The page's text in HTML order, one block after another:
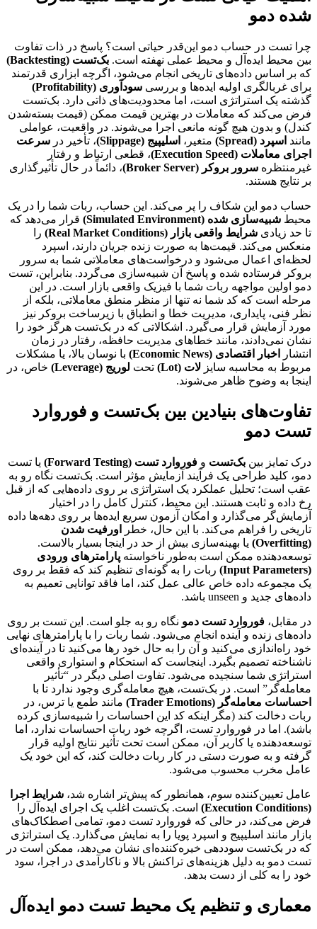
شده دمو
چرا تست در حساب دمو این‌قدر حیاتی است؟ پاسخ در ذات تفاوت
بین محیط ایده‌آل و محیط عملی نهفته است. بک‌تست (Backtesting)
که بر اساس داده‌های تاریخی انجام می‌شود، اگرچه ابزاری قدرتمند
برای غربالگری اولیه ایده‌ها و بررسی سودآوری (Profitability)
گذشته یک استراتژی است، اما محدودیت‌های ذاتی دارد. بک‌تست
فرض می‌کند که معاملات در بهترین قیمت ممکن (قیمت بسته‌شدن
کندل) و بدون هیچ گونه مانعی اجرا می‌شوند. در واقعیت، عواملی
مانند اسپرد (Spread) متغیر، اسلیپیج (Slippage) ، تأخیر در سرعت
اجرای معاملات (Execution Speed)
، قطعی ارتباط و رفتار
غیرمنتظره سرور بروکر (Broker Server)
، دائماً در حال تأثیرگذاری
بر نتایج هستند.
حساب دمو این شکاف را پر می‌کند. این حساب، ربات شما را در یک
محیط شبیه‌سازی شده (Simulated Environment)
قرار می‌دهد که
تا حد زیادی شرایط واقعی بازار (Real Market Conditions)
را
منعکس می‌کند. قیمت‌ها به صورت زنده جریان دارند، اسپرد
لحظه‌ای اعمال می‌شود و درخواست‌های معاملاتی شما به سرور
بروکر فرستاده شده و پاسخ آن شبیه‌سازی می‌گردد. بنابراین، تست
دمو اولین مواجهه ربات شما با فیزیک واقعی بازار است. در این
مرحله است که کد شما نه تنها از منظر منطق معاملاتی، بلکه از
نظر فنی، پایداری، مدیریت خطا و انطباق با زیرساخت بروکر نیز
مورد آزمایش قرار می‌گیرد. اشکالاتی که در بک‌تست هرگز خود را
نشان نمی‌دادند، مانند خطاهای مدیریت حافظه، رفتار در زمان
انتشار
اخبار اقتصادی (Economic News)
با نوسان بالا، یا مشکلات
مربوط به محاسبه سایز لات (Lot) تحت لوریج (Leverage)
خاص، در
اینجا به وضوح ظاهر می‌شوند.
تفاوت‌های بنیادین بین بک‌تست و فوروارد
تست دمو
درک تمایز بین بک‌تست و فوروارد تست (Forward Testing)
یا تست
دمو، کلید طراحی یک فرآیند آزمایش مؤثر است. بک‌تست نگاه رو به
عقب است؛ تحلیل عملکرد یک استراتژی بر روی داده‌هایی که از قبل
رخ داده و ثابت هستند. این محیط، کنترل کامل را در اختیار
آزمایش‌گر می‌گذارد و امکان آزمون سریع ایده‌ها بر روی دهه‌ها داده
تاریخی را فراهم می‌کند. با این حال، خطر
اورفیت شدن
(Overfitting)
یا بهینه‌سازی بیش از حد در اینجا بسیار بالاست.
توسعه‌دهنده ممکن است به‌طور ناخواسته پارامترهای ورودی
(Input Parameters)
ربات را به گونه‌ای تنظیم کند که فقط بر روی
یک مجموعه داده خاص عالی عمل کند، اما فاقد توانایی تعمیم به
داده‌های جدید و unseen باشد.
در مقابل، فوروارد تست دمو نگاه رو به جلو است. این تست بر روی
داده‌های زنده و آینده انجام می‌شود. شما ربات را با پارامترهای نهایی
خود راه‌اندازی می‌کنید و آن را به حال خود رها می‌کنید تا در آینده‌ای
ناشناخته تصمیم بگیرد. اینجاست که استحکام و استواری واقعی
استراتژی شما سنجیده می‌شود. تفاوت اصلی دیگر در “تأثیر
معامله‌گر” است. در بک‌تست، هیچ معامله‌گری وجود ندارد تا با
احساسات معامله‌گر (Trader Emotions)
مانند طمع یا ترس، در
ربات دخالت کند (مگر اینکه کد این احساسات را شبیه‌سازی کرده
باشد). اما در فوروارد تست، اگرچه خود ربات احساسات ندارد، اما
توسعه‌دهنده یا کاربر آن، ممکن است تحت تأثیر نتایج اولیه قرار
گرفته و به صورت دستی در کار ربات دخالت کند، که این خود یک
عامل مخرب محسوب می‌شود.
عامل تعیین‌کننده سوم، همانطور که پیش‌تر اشاره شد، شرایط اجرا
(Execution Conditions)
است. بک‌تست اغلب یک اجرای ایده‌آل را
فرض می‌کند، در حالی که فوروارد تست دمو، تمامی اصطکاک‌های
بازار مانند اسلیپیج و اسپرد پویا را به نمایش می‌گذارد. یک استراتژی
که در بک‌تست سوددهی خیره‌کننده‌ای نشان می‌دهد، ممکن است در
تست دمو به دلیل هزینه‌های تراکنش بالا و ناکارآمدی در اجرا، سود
خود را به کلی از دست بدهد.
معماری و تنظیم یک محیط تست دمو ایده‌آل